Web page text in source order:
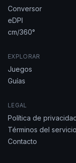
Conversor
eDPI
cm/360°
EXPLORAR
Juegos
Guías
LEGAL
Política de
Términos del servicio
Contacto